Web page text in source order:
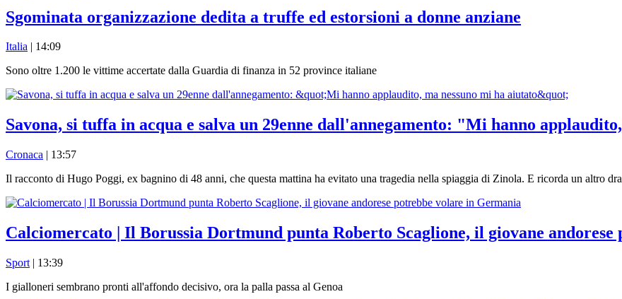
Sgominata organizzazione dedita a truffe ed estorsioni a donne anziane
Italia | 14:09
Sono oltre 1.200 le vittime accertate dalla Guardia di finanza in 52 province italiane
Savona, si tuffa in acqua e salva un 29enne dall'annegamento: "Mi hanno
Cronaca | 13:57
Il racconto di Hugo Poggi, ex bagnino di 48 anni, che questa mattina ha evitato una tragedia nella spiaggia di Zinola. E ricorda un altro
Calciomercato | Il Borussia Dortmund punta Roberto Scaglione, il giovane
Sport | 13:39
I gialloneri sembrano pronti all'affondo decisivo, ora la palla passa al Genoa